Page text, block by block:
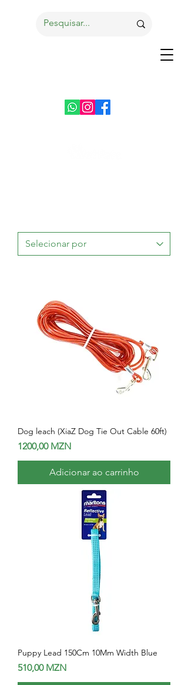
Dog leach (XiaZ Dog Tie Out Cable 60ft)
Preço
1200,00 MZN
Adicionar ao carrinho
Puppy Lead 150Cm 10Mm Width Blue
Preço
510,00 MZN